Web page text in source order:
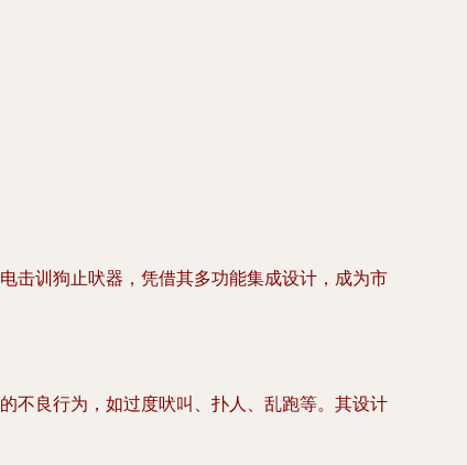
击训狗止吠器，凭借其多功能集成设计，成为市
不良行为，如过度吠叫、扑人、乱跑等。其设计